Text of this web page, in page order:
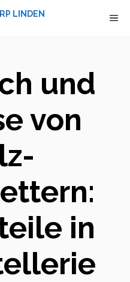
und
von
in